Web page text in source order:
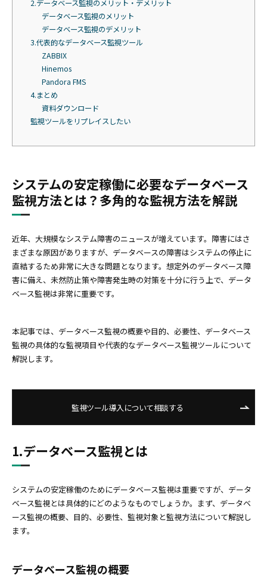
2.データベース監視のメリット・デメリット
データベース監視のメリット
データベース監視のデメリット
3.代表的なデータベース監視ツール
ZABBIX
Hinemos
Pandora FMS
4.まとめ
資料ダウンロード
監視ツールをリプレイスしたい
システムの安定稼働に必要なデータベース
監視方法とは？多角的な監視方法を解説
近年、大規模なシステム障害のニュースが増えています。障害にはさ
まざまな原因がありますが、データベースの障害はシステムの停止に
直結するため非常に大きな問題となります。想定外のデータベース障
害に備え、未然防止策や障害発生時の対策を十分に行う上で、データ
ベース監視は非常に重要です。
本記事では、データベース監視の概要や目的、必要性、データベース
監視の具体的な監視項目や代表的なデータベース監視ツールについて
解説します。
監視ツール導入について相談する
1.データベース監視とは
システムの安定稼働のためにデータベース監視は重要ですが、データ
ベース監視とは具体的にどのようなものでしょうか。まず、データベ
ース監視の概要、目的、必要性、監視対象と監視方法について解説し
ます。
データベース監視の概要